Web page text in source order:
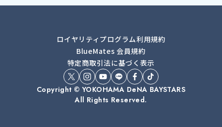
ロイヤリティプログラム利用規約
BlueMates 会員規約
特定商取引法に基づく表示
Copyright © YOKOHAMA DeNA BAYSTARS
All Rights Reserved.